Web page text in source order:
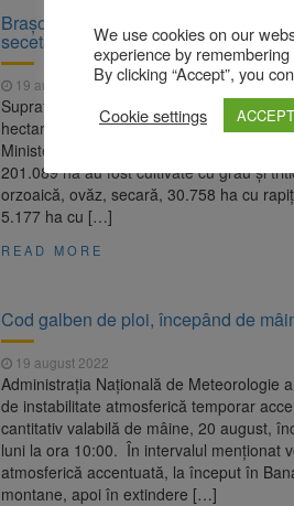
Brașovul, printre cele 34 de județe cu
secetă
19 august 2022
Suprafaţa raportată afectată de secetă a
hectare, în 34 de judeţe, conform
Ministerul Agriculturii şi Dezvoltării
201.089 ha au fost cultivate cu grâu şi
orzoaică, ovăz, secară, 30.758 ha cu
5.177 ha cu […]
READ MORE
Cod galben de ploi, începând de
19 august 2022
Administrația Națională de Meteorologie
de instabilitate atmosferică temporar
cantitativ valabilă de mâine, 20 august,
luni la ora 10:00. În intervalul menționat
atmosferică accentuată, la început în
montane, apoi în extindere […]
We use cookies on our
experience by
By clicking “Accept”, you
Cookie settings
ACCEPT